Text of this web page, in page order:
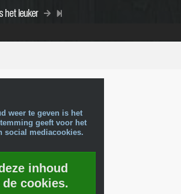
het leuker
weer te geven is het
geeft voor het
social mediacookies.
inhoud
cookies.